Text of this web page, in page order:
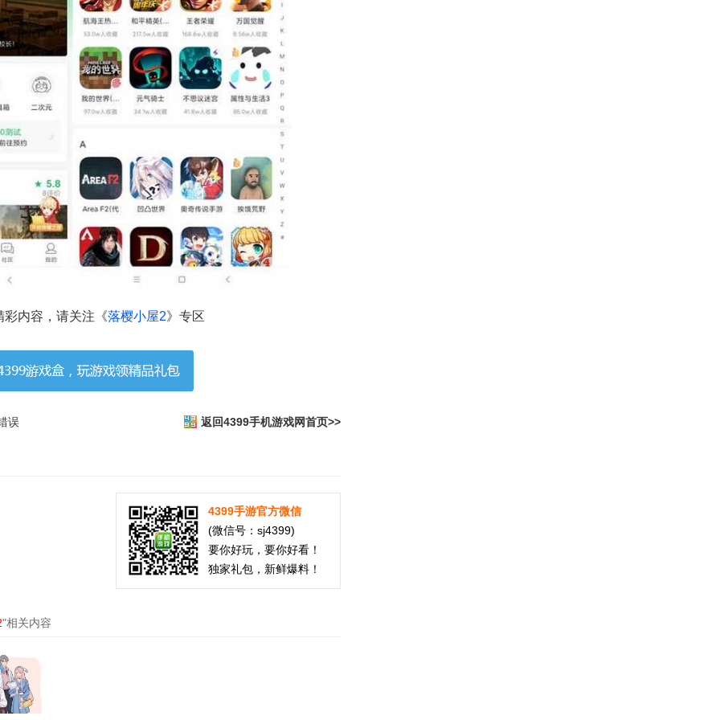
彩内容，请关注《落樱小屋2》专区
误 返回4399手机游戏网首页>>
4399手游官方微信
(微信号：sj4399)
要你好玩，要你好看！
独家礼包，新鲜爆料！
"相关内容